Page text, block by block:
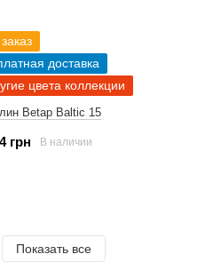
доставка
цвета коллекции
Betap Baltic 15
грн В наличии
Показать все